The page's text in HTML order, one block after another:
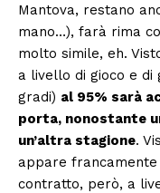
Mantova, restano
mano…), farà rima
molto simile, eh.
a livello di gioco e di
gradi) al 95% sarà
porta, nonostante
un’altra stagione.
appare
contratto, però, a